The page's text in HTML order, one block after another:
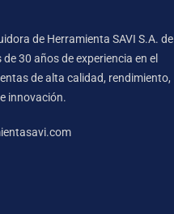
de Herramienta SAVI S.A. de
30 años de experiencia en el
de alta calidad, rendimiento,
innovación.